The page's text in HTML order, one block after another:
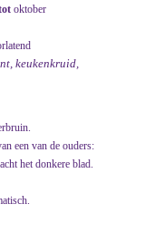
oktober
keukenkruid,
een van de ouders:
het donkere blad.